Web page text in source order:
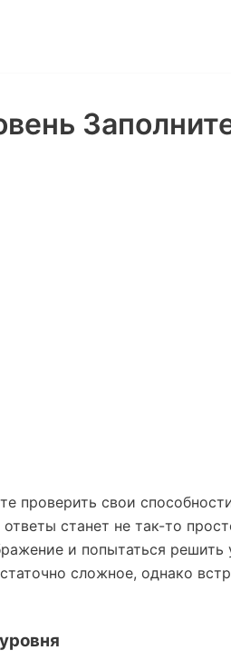
проверить свои
станет не так-то
и попытаться решить
сложное, однако